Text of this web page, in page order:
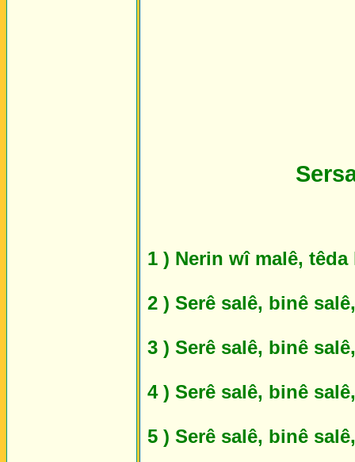
1 ) Nerin wî malê,
2 ) Serê salê, binê
3 ) Serê salê, binê
4 ) Serê salê, binê
5 ) Serê salê, binê